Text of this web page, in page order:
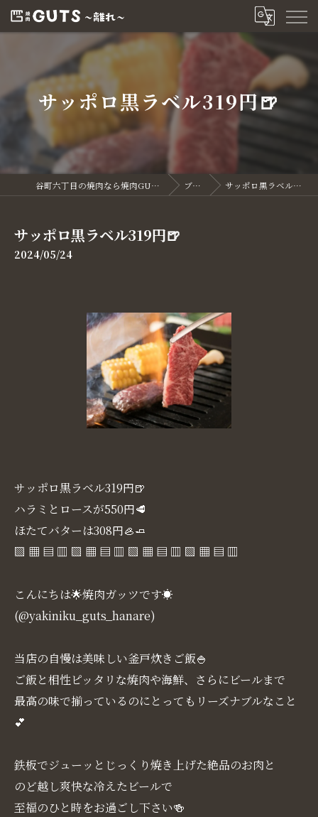
サッポロ黒ラベル319円🍺
谷町六丁目の焼肉なら焼肉GUTS～離れ～ ブログ サッポロ黒ラベル319円🍺
サッポロ黒ラベル319円🍺
2024/05/24
サッポロ黒ラベル319円🍺
ハラミとロースが550円🥩
ほたてバターは308円🦪🧈
▧ ▦ ▤ ▥ ▧ ▦ ▤ ▥ ▧ ▦ ▤ ▥ ▧ ▦ ▤ ▥
こんにちは🌟焼肉ガッツです☀
(@yakiniku_guts_hanare)
当店の自慢は美味しい釜戸炊きご飯🍚
ご飯と相性ピッタリな焼肉や海鮮、さらにビールまで
最高の味で揃っているのにとってもリーズナブルなこと
💕
鉄板でジューッとじっくり焼き上げた絶品のお肉と
のど越し爽快な冷えたビールで
至福のひと時をお過ごし下さい🍻